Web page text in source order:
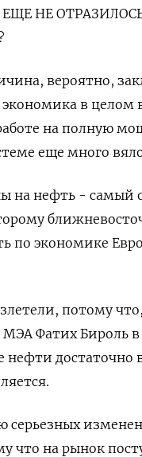
НЕ
вероятно,
в целом
на полную
еще много
на нефть - самый
по экономике
потому
МЭА Фатих Бироль в
достаточно
серьезных
что на рынок